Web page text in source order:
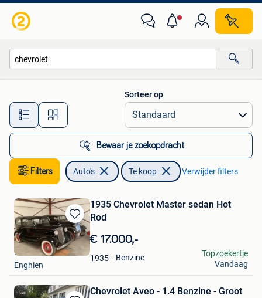
Alle afstanden…
Sorteer op
Bewaar je zoekopdracht
Filters Auto's Te koop Verwijder filters
Bewaren
in
Mijn
Favorieten
1935 Chevrolet Master sedan Hot
Rod
€ 17.000,-
1935 Benzine
Peter
Enghien
Topzoekertje
Vandaag
Chevrolet Aveo - 1.4 Benzine - Groot